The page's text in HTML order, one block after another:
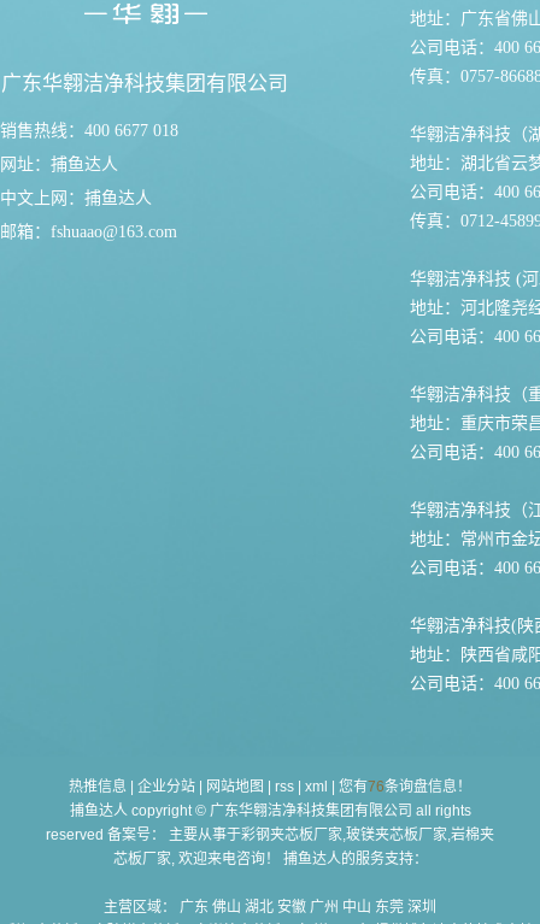
广东华翱洁净科技集团有限公司
销售热线：400 6677 018
网址： 捕鱼达人
中文上网： 捕鱼达人
邮箱： fshuaao@163.com
地址：广东省佛
公司电话：400
传真：0757-
华翱洁净科技（
地址：湖北省云
公司电话：400
传真：0712-
华翱洁净科技 (
地址：河北隆尧
公司电话：400
华翱洁净科技（
地址：重庆市荣
公司电话：400
华翱洁净科技（
地址：常州市金
公司电话：400
华翱洁净科技(陕
地址：陕西省咸
公司电话：400
热推信息 企业分站 网站地图 rss xml 您有76条询盘信息！
捕鱼达人 copyright © 广东华翱洁净科技集团有限公司 all rights
reserved 备案号： 主要从事于彩钢夹芯板厂家,玻镁夹芯板厂家,岩棉夹
芯板厂家, 欢迎来电咨询！ 捕鱼达人的服务支持：
主营区域： 广东 佛山 湖北 安徽 广州 中山 东莞 深圳